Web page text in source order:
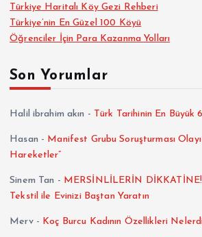
Türkiye Haritalı Köy Gezi Rehberi
Türkiye’nin En Güzel 100 Köyü
Öğrenciler İçin Para Kazanma Yolları
Son Yorumlar
Halil ibrahim akın - Türk Tarihinin En Büyük
Hasan - Manifest Grubu Soruşturması
Hareketler”
Sinem Tan - MERSİNLİLERİN
Tekstil ile Evinizi Baştan Yaratın
Merv- Koç Burcu Kadının Özellikleri